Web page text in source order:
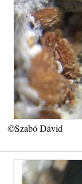
©Szabó Dávid